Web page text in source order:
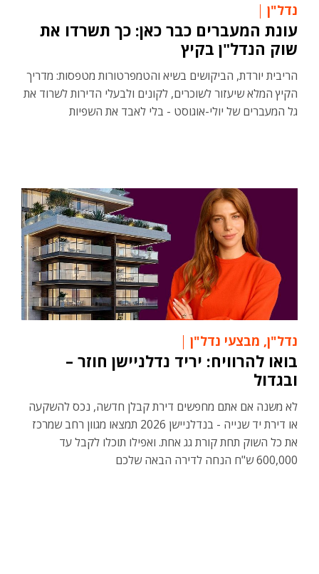
נדל"ן
עונת המעברים כבר כאן: כך תשרדו את
שוק הנדל"ן בקיץ
הריבית יורדת, הביקושים בשיא והטמפרטורות מטפסות: מדריך
הקיץ המלא שיעזור לשוכרים, לקונים ולבעלי הדירות לשרוד את
גל המעברים של יולי-אוגוסט - בלי לאבד את השפיות
נדל"ן, מבצעי נדל"ן
בואו להרוויח: יריד נדלניישן חוזר –
ובגדול
לא משנה אם אתם מחפשים דירת קבלן חדשה, נכס להשקעה
או דירת יד שנייה - בנדלניישן 2026 תמצאו מגוון רחב שמרכז
את כל השוק תחת קורת גג אחת. ואפילו תוכלו לקבל עד
600,000 ש"ח הנחה לדירה הבאה שלכם